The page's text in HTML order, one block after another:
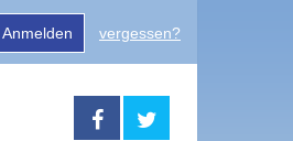
Anmelden vergessen?